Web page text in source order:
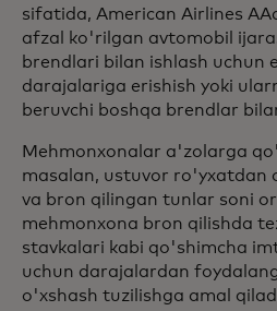
sifatida, American Airlines
afzal ko'rilgan avtomobil
brendlari bilan ishlash uchun
darajalariga erishish yoki
beruvchi boshqa brendlar
Mehmonxonalar a'zolarga
masalan, ustuvor ro'yxatdan
va bron qilingan tunlar soni
mehmonxona bron qilishda
stavkalari kabi qo'shimcha
uchun darajalardan
o'xshash tuzilishga amal